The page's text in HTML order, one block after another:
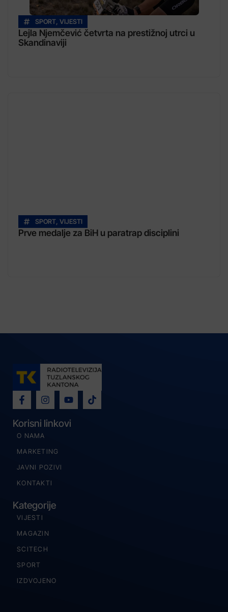
SPORT VIJESTI
Lejla Njemčević četvrta na prestižnoj utrci u
Skandinaviji
SPORT VIJESTI
Prve medalje za BiH u paratrap disciplini
Korisni linkovi
O NAMA
MARKETING
JAVNI POZIVI
KONTAKTI
Kategorije
VIJESTI
MAGAZIN
SCITECH
SPORT
IZDVOJENO